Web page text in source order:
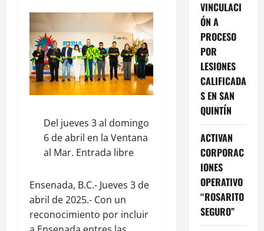
Del jueves 3 al domingo
6 de abril en la Ventana
al Mar. Entrada libre
Ensenada, B.C.- Jueves 3 de
abril de 2025.- Con un
reconocimiento por incluir
VINCULACI
ÓN A
PROCESO
POR
LESIONES
CALIFICADA
S EN SAN
QUINTÍN
ACTIVAN
CORPORAC
IONES
OPERATIVO
“ROSARITO
SEGURO”